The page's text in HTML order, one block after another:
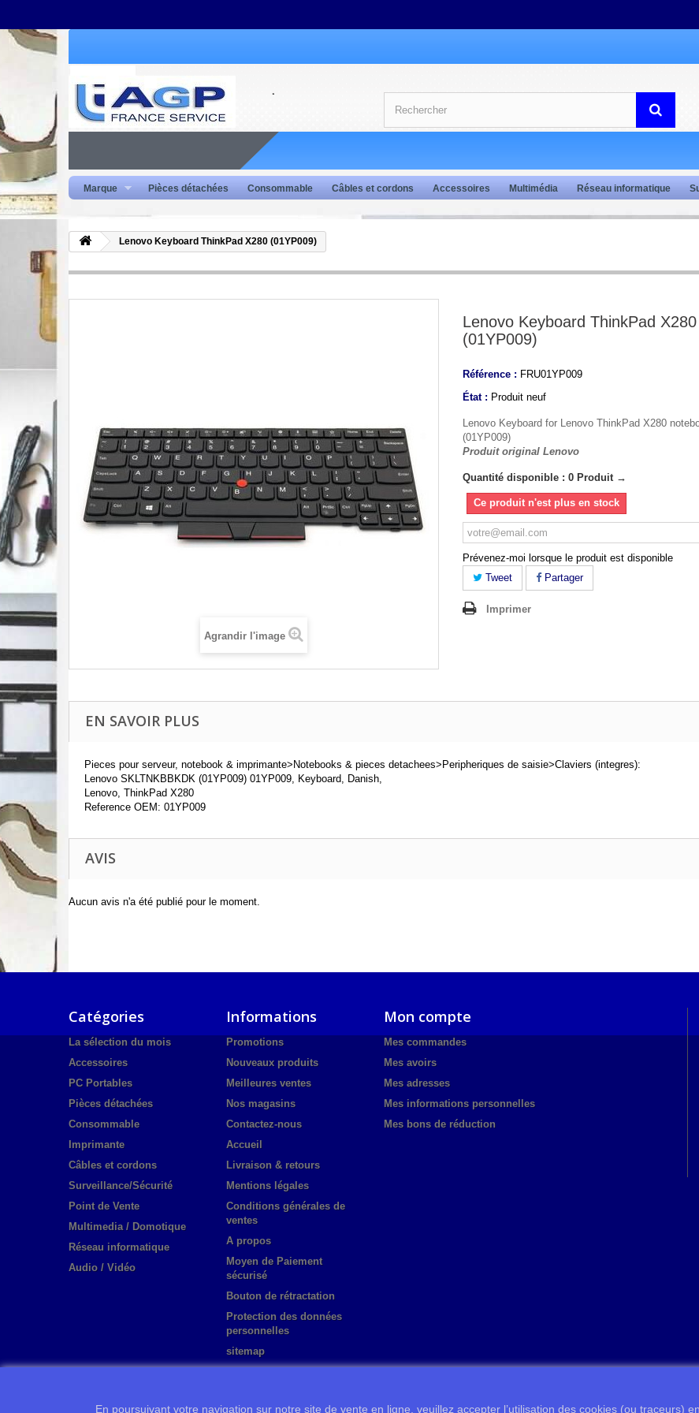
Marque Pièces détachées Consommable Câbles et cordons Accessoires Multimédia Réseau informatique
Lenovo Keyboard ThinkPad X280 (01YP009)
Agrandir l'image
Lenovo Keyboard ThinkPad X280
(01YP009)
Référence : FRU01YP009
État : Produit neuf
Lenovo Keyboard for Lenovo ThinkPad X280
(01YP009)
Produit original Lenovo
Quantité disponible : 0 Produit →
Ce produit n'est plus en stock
Prévenez-moi lorsque le produit est disponible
Tweet
Partager
Imprimer
EN SAVOIR PLUS
Pieces pour serveur, notebook & imprimante>Notebooks & pieces detachees>Peripheriques de saisie>Claviers (integres):
Lenovo SKLTNKBBKDK (01YP009) 01YP009, Keyboard, Danish,
Lenovo, ThinkPad X280
Reference OEM: 01YP009
AVIS
Aucun avis n'a été publié pour le moment.
Catégories
La sélection du mois
Accessoires
PC Portables
Pièces détachées
Consommable
Imprimante
Câbles et cordons
Surveillance/Sécurité
Point de Vente
Multimedia / Domotique
Réseau informatique
Audio / Vidéo
Informations
Promotions
Nouveaux produits
Meilleures ventes
Nos magasins
Contactez-nous
Accueil
Livraison & retours
Mentions légales
Conditions générales de
ventes
A propos
Moyen de Paiement
sécurisé
Bouton de rétractation
Protection des données
personnelles
sitemap
Mon compte
Mes commandes
Mes avoirs
Mes adresses
Mes informations personnelles
Mes bons de réduction
En poursuivant votre navigation sur notre site de vente en ligne, veuillez accepter l’utilisation des cookies (ou traceurs)